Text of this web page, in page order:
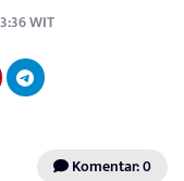
WIT
Komentar: 0